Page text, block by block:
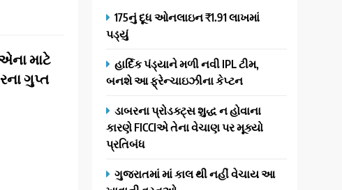
માટે
ગુપ્ત
175નું દૂધ ઓનલાઇન ₹1.91 લાખમાં
પડ્યું
હાર્દિક પંડ્યાને મળી નવી IPL ટીમ,
બનશે આ ફ્રેન્ચાઇઝીના કેપ્ટન
ડાબરના પ્રોડક્ટ્સ શુદ્ધ ન હોવાના
કારણે FICCIએ તેના વેચાણ પર મૂક્યો
પ્રતિબંધ
ગુજરાતમાં માં કાલ થી નહીં વેચાય આ